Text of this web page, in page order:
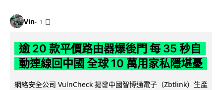
Vin 1 日
逾 20 款平價路由器爆後門 每 35 秒自
動連線回中國 全球 10 萬用家私隱堪憂
網絡安全公司 VulnCheck 揭發中國智博通電子（Zbtlink）生產